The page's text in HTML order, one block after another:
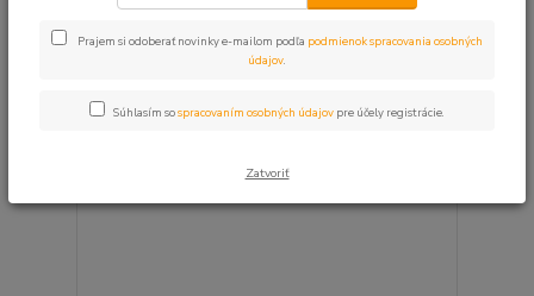
Najdrahšie
Zobrazujem 1-28 z 28
Prajem si odoberať novinky e-mailom podľa podmienok spracovania osobných
údajov.
Súhlasím sospracovaním osobných údajov pre účely registrácie.
Zatvoriť